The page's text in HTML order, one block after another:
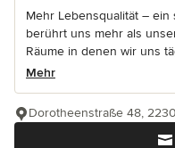
Mehr Lebensqualität – ein
berührt uns mehr als
Räume in denen wir uns
Mehr
Dorotheenstraße 48,